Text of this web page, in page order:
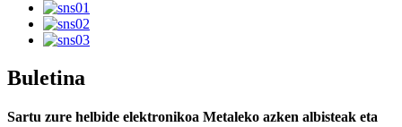
Buletina
Sartu zure helbide elektronikoa Metaleko azken albisteak eta